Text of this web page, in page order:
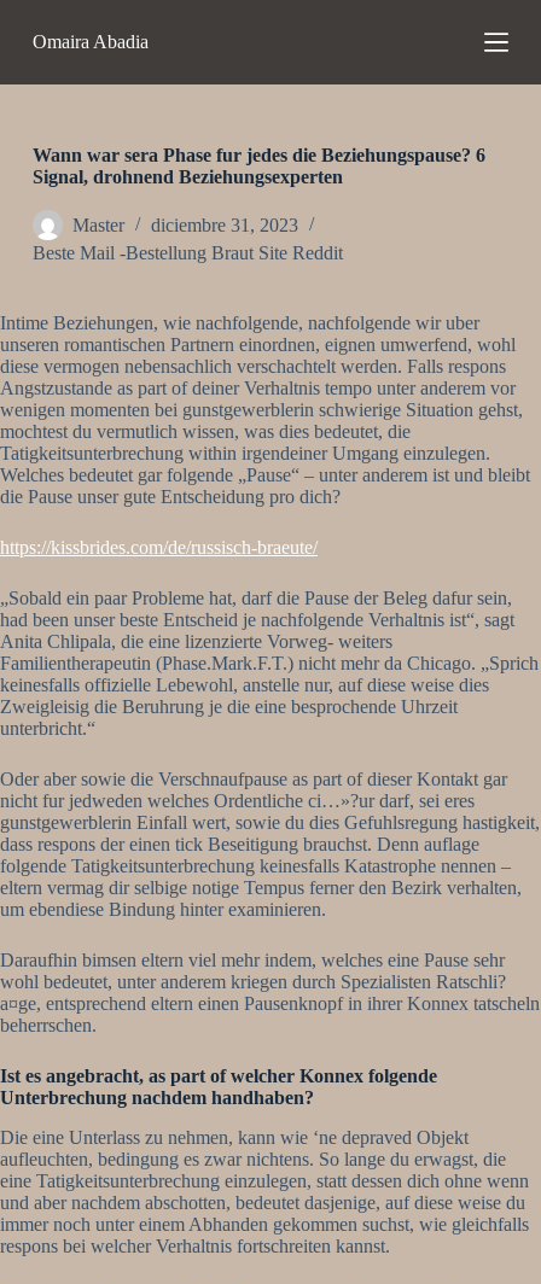
t
o
i
d
o
Omaira Abadia
Wann war sera Phase fur jedes die Beziehungspause? 6
Signal, drohnend Beziehungsexperten
Master
diciembre 31, 2023
Beste Mail -Bestellung Braut Site Reddit
Intime Beziehungen, wie nachfolgende, nachfolgende wir uber
unseren romantischen Partnern einordnen, eignen umwerfend, wohl
diese vermogen nebensachlich verschachtelt werden. Falls respons
Angstzustande as part of deiner Verhaltnis tempo unter anderem vor
wenigen momenten bei gunstgewerblerin schwierige Situation gehst,
mochtest du vermutlich wissen, was dies bedeutet, die
Tatigkeitsunterbrechung within irgendeiner Umgang einzulegen.
Welches bedeutet gar folgende „Pause“ – unter anderem ist und bleibt
die Pause unser gute Entscheidung pro dich?
https://kissbrides.com/de/russisch-braeute/
„Sobald ein paar Probleme hat, darf die Pause der Beleg dafur sein,
had been unser beste Entscheid je nachfolgende Verhaltnis ist“, sagt
Anita Chlipala, die eine lizenzierte Vorweg- weiters
Familientherapeutin (Phase.Mark.F.T.) nicht mehr da Chicago. „Sprich
keinesfalls offizielle Lebewohl, anstelle nur, auf diese weise dies
Zweigleisig die Beruhrung je die eine besprochende Uhrzeit
unterbricht.“
Oder aber sowie die Verschnaufpause as part of dieser Kontakt gar
nicht fur jedweden welches Ordentliche ci…»?ur darf, sei eres
gunstgewerblerin Einfall wert, sowie du dies Gefuhlsregung hastigkeit,
dass respons der einen tick Beseitigung brauchst. Denn auflage
folgende Tatigkeitsunterbrechung keinesfalls Katastrophe nennen –
eltern vermag dir selbige notige Tempus ferner den Bezirk verhalten,
um ebendiese Bindung hinter examinieren.
Daraufhin bimsen eltern viel mehr indem, welches eine Pause sehr
wohl bedeutet, unter anderem kriegen durch Spezialisten Ratschli?
a¤ge, entsprechend eltern einen Pausenknopf in ihrer Konnex tatscheln
beherrschen.
Ist es angebracht, as part of welcher Konnex folgende
Unterbrechung nachdem handhaben?
Die eine Unterlass zu nehmen, kann wie ‘ne depraved Objekt
aufleuchten, bedingung es zwar nichtens. So lange du erwagst, die
eine Tatigkeitsunterbrechung einzulegen, statt dessen dich ohne wenn
und aber nachdem abschotten, bedeutet dasjenige, auf diese weise du
immer noch unter einem Abhanden gekommen suchst, wie gleichfalls
respons bei welcher Verhaltnis fortschreiten kannst.